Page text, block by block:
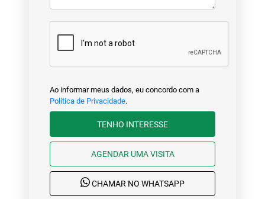
Ao informar meus dados, eu concordo com a
Política de Privacidade.
TENHO INTERESSE
AGENDAR UMA VISITA
CHAMAR NO WHATSAPP